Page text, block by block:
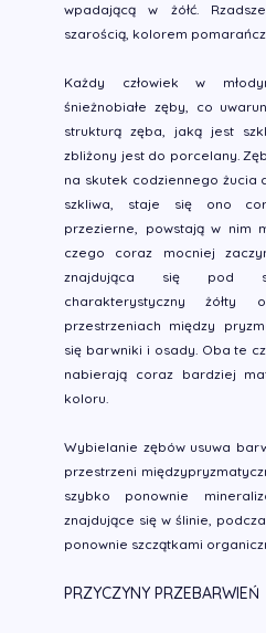
wpadającą w żółć.
szarością, kolorem
Każdy człowiek w
śnieżnobiałe zęby, co
strukturą zęba, jaką jest
zbliżony jest do porcelany.
na skutek codziennego żucia
szkliwa, staje się ono
przezierne, powstają w nim
czego coraz mocniej
znajdująca się pod
charakterystyczny żółty
przestrzeniach między
się barwniki i osady. Oba te
nabierają coraz bardziej
koloru.
Wybielanie zębów usuwa
przestrzeni
szybko ponownie
znajdujące się w ślinie,
ponownie szczątkami
PRZYCZYNY PRZEBARWIEŃ